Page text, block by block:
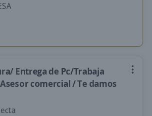
Entrega de Pc/Trabaja
comercial / Te damos